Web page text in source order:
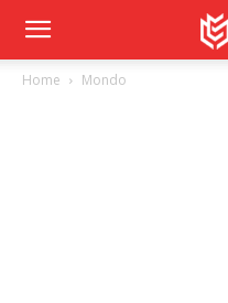
Home Mondo